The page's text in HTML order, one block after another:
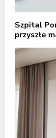
Szpital
przyszłe